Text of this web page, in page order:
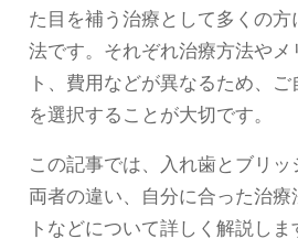
た目を補う治療として多くの
法です。それぞれ治療方法やメ
ト、費用などが異なるため、
を選択することが大切です。
この記事では、入れ歯とブリ
両者の違い、自分に合った治
トなどについて詳しく解説しま